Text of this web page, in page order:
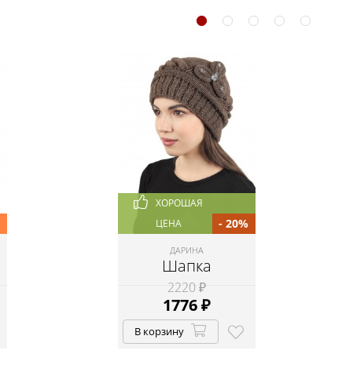
ХОРОШАЯ
ЦЕНА
ДАРИНА
Шапка
2220 ₽
1776₽
- 20%
В корзину